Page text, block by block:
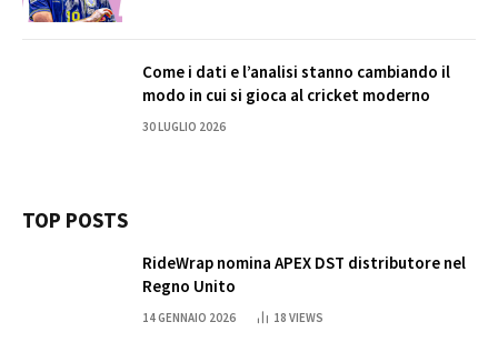
Come i dati e l’analisi stanno cambiando il
modo in cui si gioca al cricket moderno
30 LUGLIO 2026
TOP POSTS
RideWrap nomina APEX DST distributore nel
Regno Unito
14 GENNAIO 2026 18 VIEWS